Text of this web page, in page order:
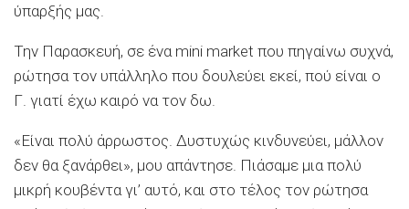
ύπαρξής μας.
Την Παρασκευή, σε ένα mini market που πηγαίνω συχνά,
ρώτησα τον υπάλληλο που δουλεύει εκεί, πού είναι ο
Γ. γιατί έχω καιρό να τον δω.
«Είναι πολύ άρρωστος. Δυστυχώς κινδυνεύει, μάλλον
δεν θα ξανάρθει», μου απάντησε. Πιάσαμε μια πολύ
μικρή κουβέντα γι’ αυτό, και στο τέλος τον ρώτησα